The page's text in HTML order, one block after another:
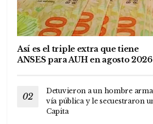
Así es el triple extra que tiene
ANSES para AUH en agosto 2026
Detuvieron a un hombre
vía pública y le secuestraron
Capita